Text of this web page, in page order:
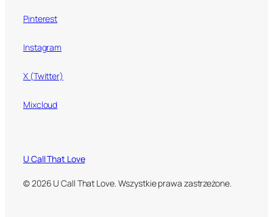
Pinterest
Instagram
X (Twitter)
Mixcloud
U Call That Love
© 2026 U Call That Love. Wszystkie prawa zastrzeżone.